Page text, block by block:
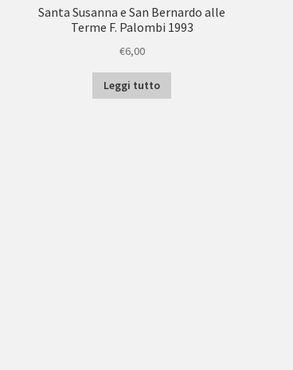
Santa Susanna e San Bernardo alle
Terme F. Palombi 1993
€6,00
Leggi tutto